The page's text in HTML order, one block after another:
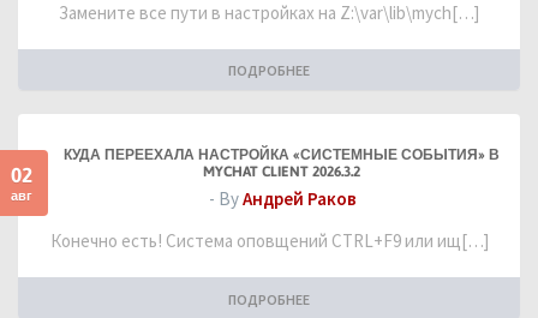
Замените все пути в настройках на Z:\var\lib\mych[…]
ПОДРОБНЕЕ
02
авг
КУДА ПЕРЕЕХАЛА НАСТРОЙКА «СИСТЕМНЫЕ СОБЫТИЯ» В
MYCHAT CLIENT 2026.3.2
- ByАндрей Раков
Конечно есть! Система оповщений CTRL+F9 или ищ[…]
ПОДРОБНЕЕ